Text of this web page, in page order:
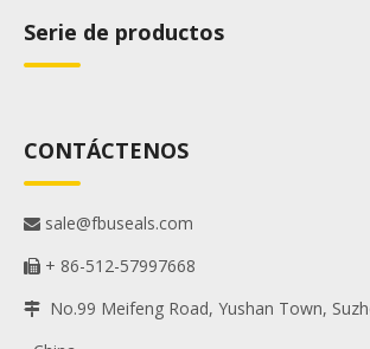
COMIDA
Serie de productos
CONTÁCTENOS
 sale@fbuseals.com
 + 86-512-57997668

No.99 Meifeng Road, Yushan Town,